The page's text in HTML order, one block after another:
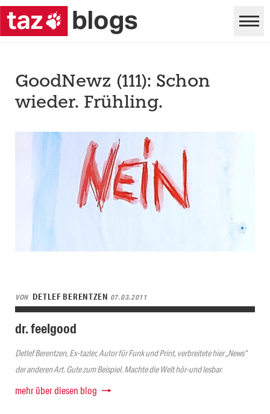
GoodNewz (111): Schon
wieder. Frühling.
VON DETLEF BERENTZEN 07.03.2011
dr. feelgood
Detlef Berentzen, Ex-tazler, Autor für Funk und Print, verbreitete hier „News“
der anderen Art. Gute zum Beispiel. Machte die Welt hör-und lesbar.
mehr über diesen blog